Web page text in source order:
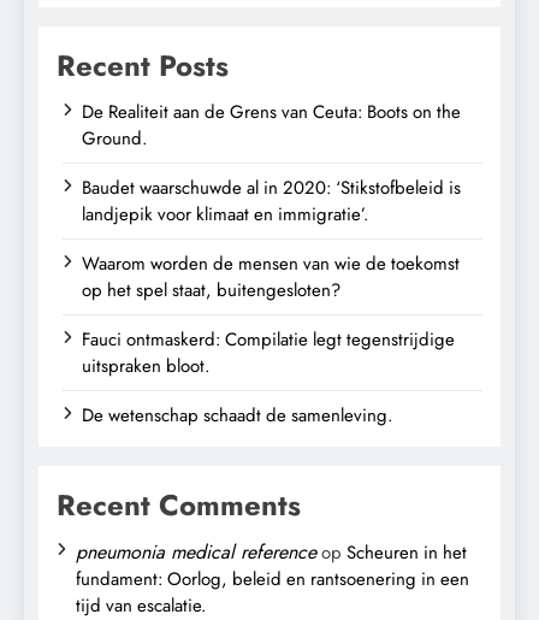
Recent Posts
De Realiteit aan de Grens van Ceuta: Boots on the
Ground.
Baudet waarschuwde al in 2020: ‘Stikstofbeleid is
landjepik voor klimaat en immigratie’.
Waarom worden de mensen van wie de toekomst
op het spel staat, buitengesloten?
Fauci ontmaskerd: Compilatie legt tegenstrijdige
uitspraken bloot.
De wetenschap schaadt de samenleving.
Recent Comments
pneumonia medical referenceop Scheuren in het
fundament: Oorlog, beleid en rantsoenering in een
tijd van escalatie.